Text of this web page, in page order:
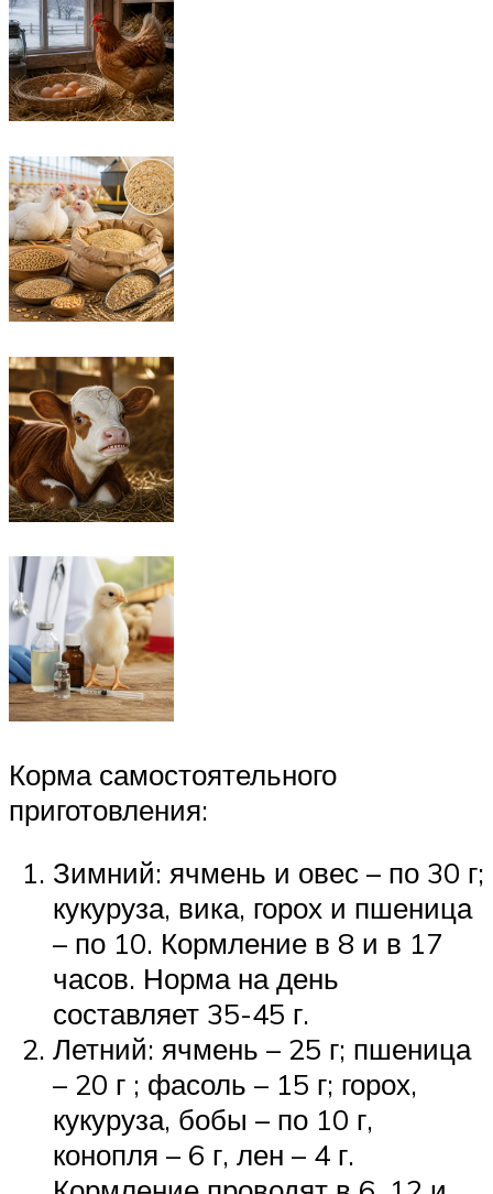
Корма самостоятельного
приготовления:
Зимний: ячмень и овес – по 30 г;
кукуруза, вика, горох и пшеница
– по 10. Кормление в 8 и в 17
часов. Норма на день
составляет 35-45 г.
Летний: ячмень – 25 г; пшеница
– 20 г ; фасоль – 15 г; горох,
кукуруза, бобы – по 10 г,
конопля – 6 г, лен – 4 г.